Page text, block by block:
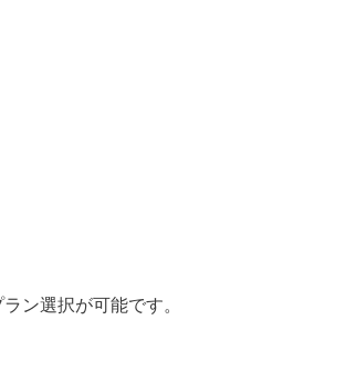
ン選択が可能です。